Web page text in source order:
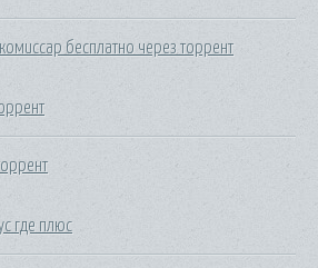
бесплатно через торрент
где плюс